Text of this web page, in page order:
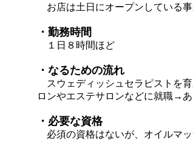
お店は土日にオープンしている事
・勤務時間
１日８時間ほど
・なるための流れ
スウェディッシュセラピストを
ロンやエステサロンなどに就職→
・必要な資格
必須の資格はないが、オイルマッ